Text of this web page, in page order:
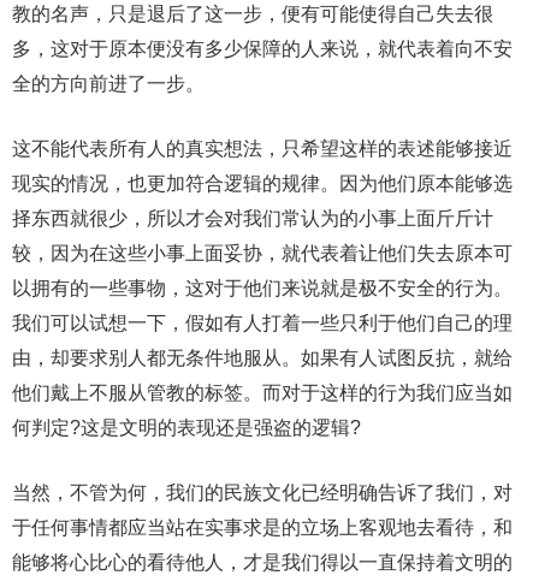
教的名声，只是退后了这一步，便有可能使得自己失去很
多，这对于原本便没有多少保障的人来说，就代表着向不安
全的方向前进了一步。
这不能代表所有人的真实想法，只希望这样的表述能够接近
现实的情况，也更加符合逻辑的规律。因为他们原本能够选
择东西就很少，所以才会对我们常认为的小事上面斤斤计
较，因为在这些小事上面妥协，就代表着让他们失去原本可
以拥有的一些事物，这对于他们来说就是极不安全的行为。
我们可以试想一下，假如有人打着一些只利于他们自己的理
由，却要求别人都无条件地服从。如果有人试图反抗，就给
他们戴上不服从管教的标签。而对于这样的行为我们应当如
何判定?这是文明的表现还是强盗的逻辑?
当然，不管为何，我们的民族文化已经明确告诉了我们，对
于任何事情都应当站在实事求是的立场上客观地去看待，和
能够将心比心的看待他人，才是我们得以一直保持着文明的